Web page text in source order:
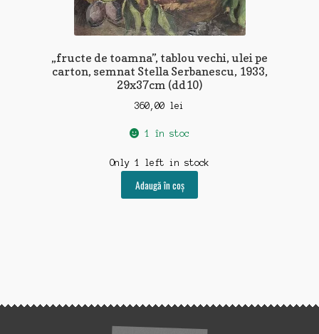
„fructe de toamna”, tablou vechi, ulei pe
carton, semnat Stella Serbanescu, 1933,
29x37cm (dd10)
360,00 lei
1 în stoc
Only 1 left in stock
Adaugă în coș